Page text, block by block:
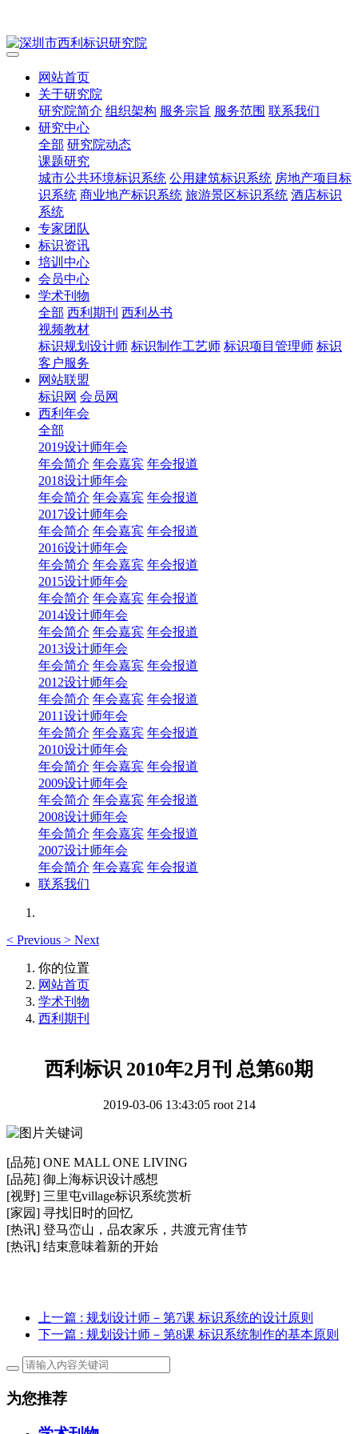
网站首页
关于研究院
研究院简介 组织架构 服务宗旨 服务范围 联系我们
研究中心
全部 研究院动态
课题研究
城市公共环境标识系统 公用建筑标识系统 房地产项目标
识系统 商业地产标识系统 旅游景区标识系统 酒店标识
系统
专家团队
标识资讯
培训中心
会员中心
学术刊物
全部 西利期刊 西利丛书
视频教材
标识规划设计师 标识制作工艺师 标识项目管理师 标识
客户服务
网站联盟
标识网 会员网
西利年会
全部
2019设计师年会
年会简介 年会嘉宾 年会报道
2018设计师年会
年会简介 年会嘉宾 年会报道
2017设计师年会
年会简介 年会嘉宾 年会报道
2016设计师年会
年会简介 年会嘉宾 年会报道
2015设计师年会
年会简介 年会嘉宾 年会报道
2014设计师年会
年会简介 年会嘉宾 年会报道
2013设计师年会
年会简介 年会嘉宾 年会报道
2012设计师年会
年会简介 年会嘉宾 年会报道
2011设计师年会
年会简介 年会嘉宾 年会报道
2010设计师年会
年会简介 年会嘉宾 年会报道
2009设计师年会
年会简介 年会嘉宾 年会报道
2008设计师年会
年会简介 年会嘉宾 年会报道
2007设计师年会
年会简介 年会嘉宾 年会报道
联系我们
< Previous > Next
你的位置
网站首页
学术刊物
西利期刊
西利标识 2010年2月刊 总第60期
2019-03-06 13:43:05 root 214
[品苑] ONE MALL ONE LIVING
[品苑] 御上海标识设计感想
[视野] 三里屯village标识系统赏析
[家园] 寻找旧时的回忆
[热讯] 登马峦山，品农家乐，共渡元宵佳节
[热讯] 结束意味着新的开始
上一篇 : 规划设计师－第7课 标识系统的设计原则
下一篇 : 规划设计师－第8课 标识系统制作的基本原则
为您推荐